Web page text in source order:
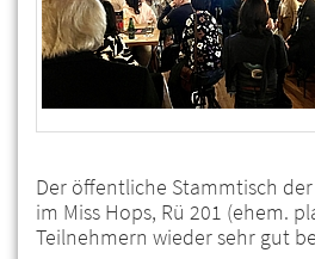
Der öffentliche Stammtisch der
im Miss Hops, Rü 201 (ehem.
Teilnehmern wieder sehr gut